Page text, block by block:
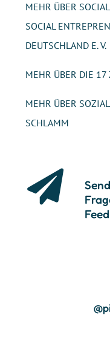
MEHR ÜBER
SOCIAL
DEUTSCHLAND E. V.
MEHR ÜBER DIE 17
MEHR ÜBER
SCHLAMM
